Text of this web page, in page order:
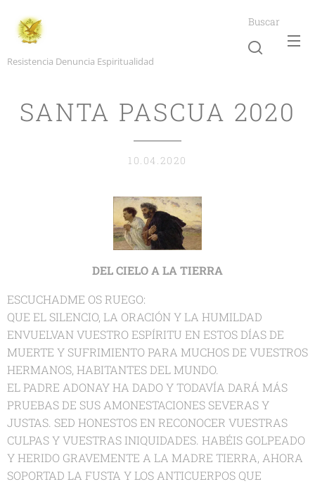
Resistencia Denuncia Espiritualidad
Buscar
SANTA PASCUA 2020
10.04.2020
DEL CIELO A LA TIERRA
ESCUCHADME OS RUEGO:
QUE EL SILENCIO, LA ORACIÓN Y LA HUMILDAD
ENVUELVAN VUESTRO ESPÍRITU EN ESTOS DÍAS DE
MUERTE Y SUFRIMIENTO PARA MUCHOS DE VUESTROS
HERMANOS, HABITANTES DEL MUNDO.
EL PADRE ADONAY HA DADO Y TODAVÍA DARÁ MÁS
PRUEBAS DE SUS AMONESTACIONES SEVERAS Y
JUSTAS. SED HONESTOS EN RECONOCER VUESTRAS
CULPAS Y VUESTRAS INIQUIDADES. HABÉIS GOLPEADO
Y HERIDO GRAVEMENTE A LA MADRE TIERRA, AHORA
SOPORTAD LA FUSTA Y LOS ANTICUERPOS QUE